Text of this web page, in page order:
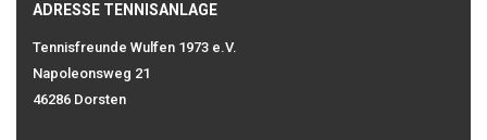
ADRESSE TENNISANLAGE
Tennisfreunde Wulfen 1973 e.V.
Napoleonsweg 21
46286 Dorsten